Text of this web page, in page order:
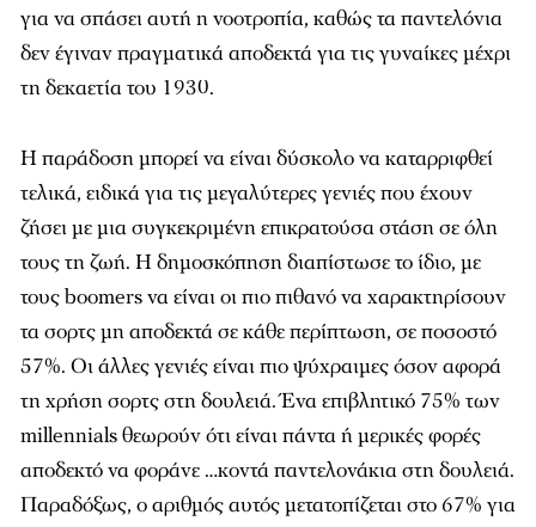
για να σπάσει αυτή η νοοτροπία, καθώς τα παντελόνια
δεν έγιναν πραγματικά αποδεκτά για τις γυναίκες μέχρι
τη δεκαετία του 1930.
Η παράδοση μπορεί να είναι δύσκολο να καταρριφθεί
τελικά, ειδικά για τις μεγαλύτερες γενιές που έχουν
ζήσει με μια συγκεκριμένη επικρατούσα στάση σε όλη
τους τη ζωή. Η δημοσκόπηση διαπίστωσε το ίδιο, με
τους boomers να είναι οι πιο πιθανό να χαρακτηρίσουν
τα σορτς μη αποδεκτά σε κάθε περίπτωση, σε ποσοστό
57%. Οι άλλες γενιές είναι πιο ψύχραιμες όσον αφορά
τη χρήση σορτς στη δουλειά. Ένα επιβλητικό 75% των
millennials θεωρούν ότι είναι πάντα ή μερικές φορές
αποδεκτό να φοράνε …κοντά παντελονάκια στη δουλειά.
Παραδόξως, ο αριθμός αυτός μετατοπίζεται στο 67% για